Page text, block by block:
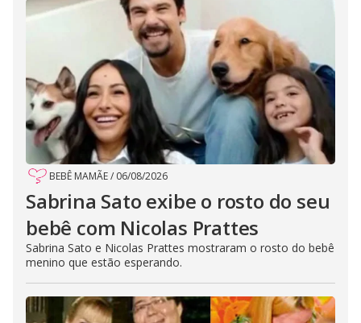
BEBÊ MAMÃE/ 06/08/2026
Sabrina Sato exibe o rosto do seu
bebê com Nicolas Prattes
Sabrina Sato e Nicolas Prattes mostraram o rosto do bebê
menino que estão esperando.